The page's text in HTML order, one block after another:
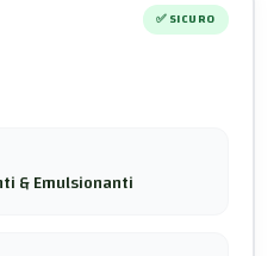
✅SICURO
& Emulsionanti